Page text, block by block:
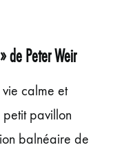
de Peter Weir
calme et
petit pavillon
balnéaire de